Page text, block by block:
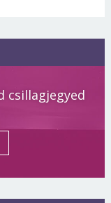
csillagjegyed